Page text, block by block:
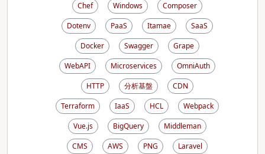
Chef
Windows
Composer
Dotenv
PaaS Itamae
SaaS
Docker
Swagger
Grape
WebAPI
Microservices
OmniAuth
HTTP
分析基盤
CDN
Terraform
IaaS HCL
Webpack
Vue.js
BigQuery
Middleman
CMS
AWS PNG
Laravel